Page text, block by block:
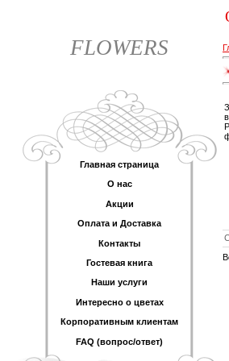
FLOWERS
Главная страница
О нас
Акции
Оплата и Доставка
Контакты
Гостевая книга
Наши услуги
Интересно о цветах
Корпоративным клиентам
FAQ (вопрос/ответ)